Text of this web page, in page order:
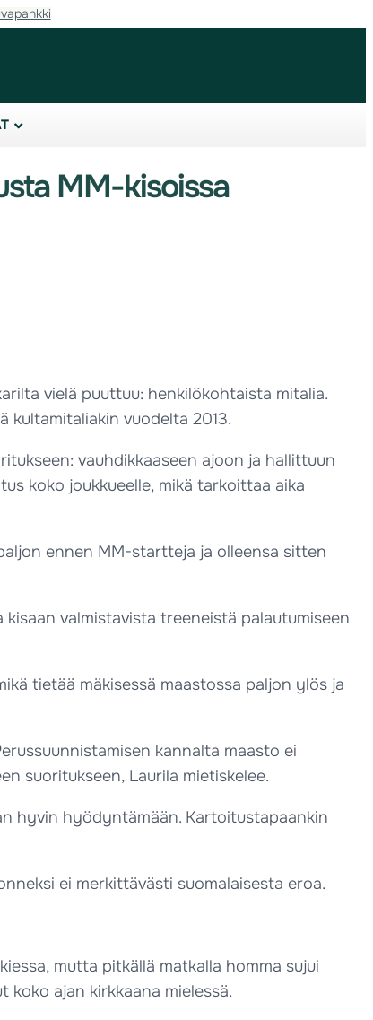
MM-kisoissa
vielä puuttuu: henkilökohtaista mitalia.
kultamitaliakin vuodelta 2013.
vauhdikkaaseen ajoon ja hallittuun
koko joukkueelle, mikä tarkoittaa aika
ennen MM-startteja ja olleensa sitten
valmistavista treeneistä palautumiseen
tietää mäkisessä maastossa paljon ylös ja
kannalta maasto ei
suoritukseen, Laurila mietiskelee.
hyvin hyödyntämään. Kartoitustapaankin
ei merkittävästi suomalaisesta eroa.
mutta pitkällä matkalla homma sujui
ajan kirkkaana mielessä.